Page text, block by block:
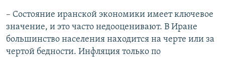
– Состояние иранской экономики имеет ключевое
значение, и это часто недооценивают. В Иране
большинство населения находится на черте или за
чертой бедности. Инфляция только по